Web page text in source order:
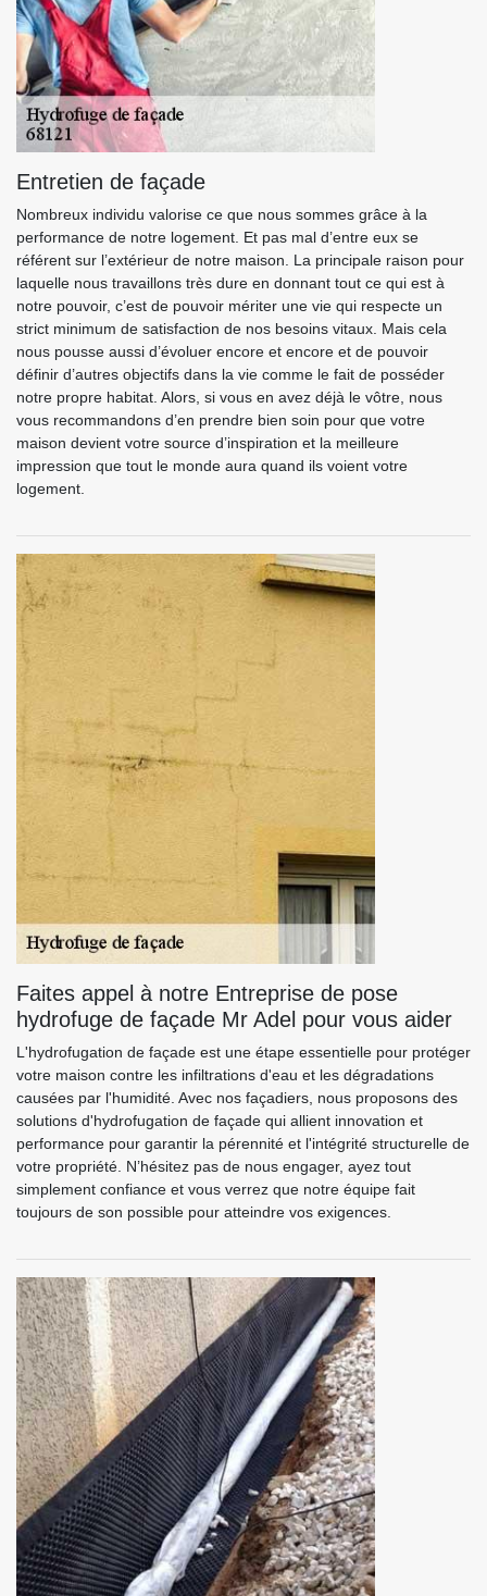
Entretien de façade
Nombreux individu valorise ce que nous sommes grâce à la
performance de notre logement. Et pas mal d’entre eux se
référent sur l’extérieur de notre maison. La principale raison pour
laquelle nous travaillons très dure en donnant tout ce qui est à
notre pouvoir, c’est de pouvoir mériter une vie qui respecte un
strict minimum de satisfaction de nos besoins vitaux. Mais cela
nous pousse aussi d’évoluer encore et encore et de pouvoir
définir d’autres objectifs dans la vie comme le fait de posséder
notre propre habitat. Alors, si vous en avez déjà le vôtre, nous
vous recommandons d’en prendre bien soin pour que votre
maison devient votre source d’inspiration et la meilleure
impression que tout le monde aura quand ils voient votre
logement.
Faites appel à notre Entreprise de pose
hydrofuge de façade Mr Adel pour vous aider
L'hydrofugation de façade est une étape essentielle pour protéger
votre maison contre les infiltrations d'eau et les dégradations
causées par l'humidité. Avec nos façadiers, nous proposons des
solutions d'hydrofugation de façade qui allient innovation et
performance pour garantir la pérennité et l'intégrité structurelle de
votre propriété. N’hésitez pas de nous engager, ayez tout
simplement confiance et vous verrez que notre équipe fait
toujours de son possible pour atteindre vos exigences.